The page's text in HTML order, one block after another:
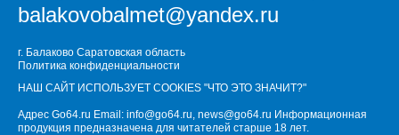
balakovobalmet@yandex.ru
г. Балаково Саратовская область
Политика конфиденциальности
НАШ САЙТ ИСПОЛЬЗУЕТ COOKIES "ЧТО ЭТО ЗНАЧИТ?"
Адрес Go64.ru Email: info@go64.ru, news@go64.ru Информационная
продукция предназначена для читателей старше 18 лет.